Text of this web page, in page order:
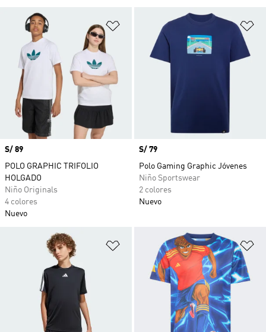
Añadir a la lista de deseos
Precio
S/ 89
POLO GRAPHIC TRIFOLIO
HOLGADO
Niño Originals
4 colores
Nuevo
Precio
S/ 79
Polo Gaming Graphic Jóvenes
Niño Sportswear
2 colores
Nuevo
Añadir a la lista de deseos